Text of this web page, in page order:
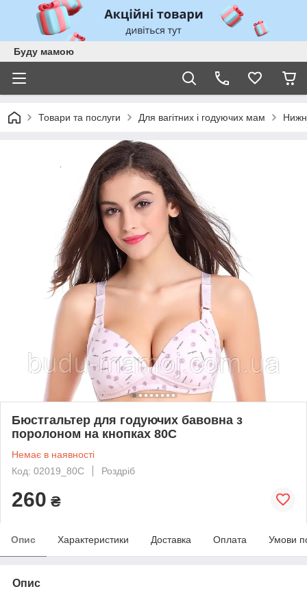
Буду мамою
Товари та послуги Для вагітних і годуючих мам
Бюстгальтер для годуючих бавовна з
поролоном на кнопках 80С
Немає в наявності
Код: 02019_80С
Роздріб
260 ₴
Опис Характеристики Доставка Оплата Умови
Опис